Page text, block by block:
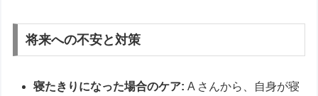
将来への不安と対策
寝たきりになった場合のケア:A さんから、自身が寝